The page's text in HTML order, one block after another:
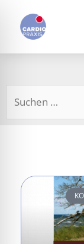
Inhalt
springen